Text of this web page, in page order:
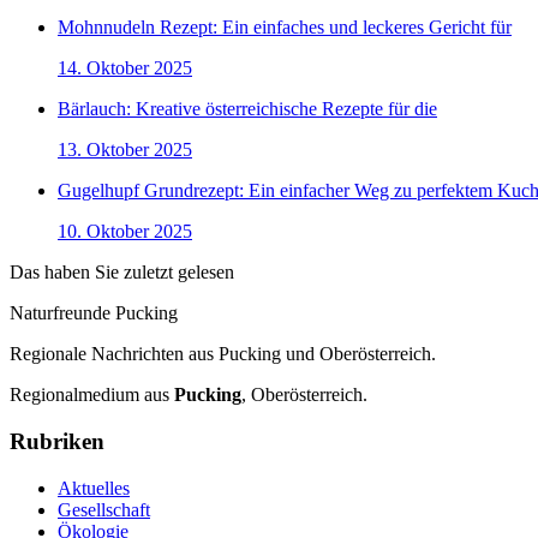
Mohnnudeln Rezept: Ein einfaches und leckeres Gericht für
14. Oktober 2025
Bärlauch: Kreative österreichische Rezepte für die
13. Oktober 2025
Gugelhupf Grundrezept: Ein einfacher Weg zu perfektem
10. Oktober 2025
Das haben Sie zuletzt gelesen
Naturfreunde Pucking
Regionale Nachrichten aus Pucking und Oberösterreich.
Regionalmedium aus Pucking, Oberösterreich.
Rubriken
Aktuelles
Gesellschaft
Ökologie